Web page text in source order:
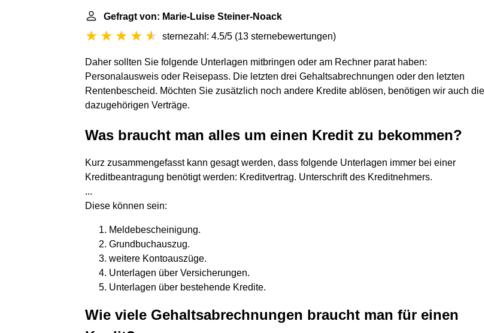
Gefragt von: Marie-Luise Steiner-Noack
sternezahl: 4.5/5 (13 sternebewertungen)
Daher sollten Sie folgende Unterlagen mitbringen oder am Rechner parat haben:
Personalausweis oder Reisepass. Die letzten drei Gehaltsabrechnungen oder den letzten
Rentenbescheid. Möchten Sie zusätzlich noch andere Kredite ablösen, benötigen wir auch die
dazugehörigen Verträge.
Was braucht man alles um einen Kredit zu bekommen?
Kurz zusammengefasst kann gesagt werden, dass folgende Unterlagen immer bei einer
Kreditbeantragung benötigt werden: Kreditvertrag. Unterschrift des Kreditnehmers.
...
Diese können sein:
Meldebescheinigung.
Grundbuchauszug.
weitere Kontoauszüge.
Unterlagen über Versicherungen.
Unterlagen über bestehende Kredite.
Wie viele Gehaltsabrechnungen braucht man für einen